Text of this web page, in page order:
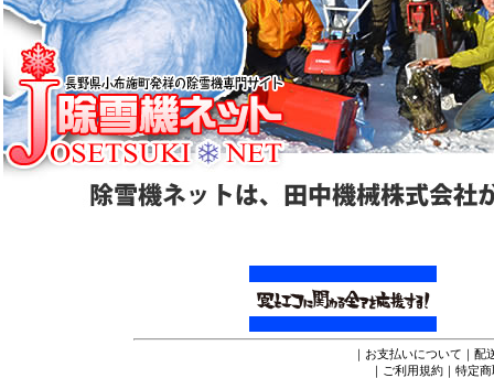
｜ お支払いについて ｜ 配
｜ ご利用規約 ｜ 特定